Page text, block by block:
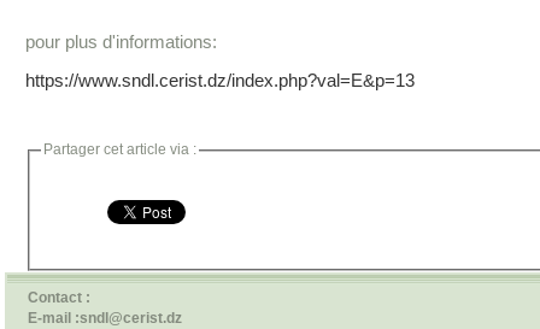
pour plus d'informations:
https://www.sndl.cerist.dz/index.php?val=E&p=13
Partager cet article via :
Contact :
E-mail :sndl@cerist.dz